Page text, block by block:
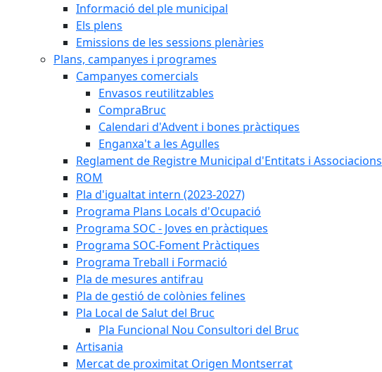
Informació del ple municipal
Els plens
Emissions de les sessions plenàries
Plans, campanyes i programes
Campanyes comercials
Envasos reutilitzables
CompraBruc
Calendari d'Advent i bones pràctiques
Enganxa't a les Agulles
Reglament de Registre Municipal d'Entitats i Associacions
ROM
Pla d'igualtat intern (2023-2027)
Programa Plans Locals d'Ocupació
Programa SOC - Joves en pràctiques
Programa SOC-Foment Pràctiques
Programa Treball i Formació
Pla de mesures antifrau
Pla de gestió de colònies felines
Pla Local de Salut del Bruc
Pla Funcional Nou Consultori del Bruc
Artisania
Mercat de proximitat Origen Montserrat